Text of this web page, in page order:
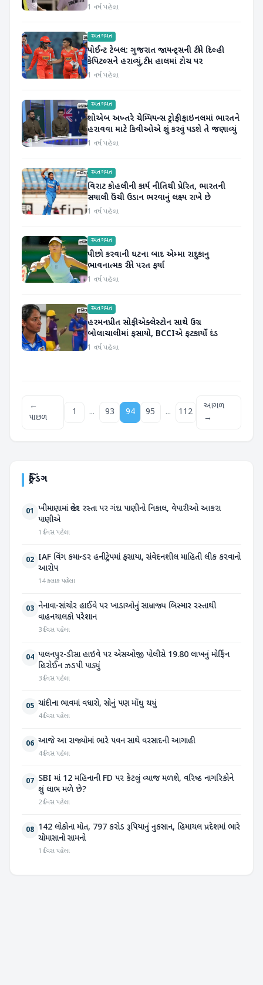
1 વર્ષ પહેલા
રમતગમત
પોઈન્ટ ટેબલ: ગુજરાત જાયન્ટ્સની ટીમે દિલ્હી
કેપિટલ્સને હરાવ્યું,ટીમ હાલમાં ટોચ પર
1 વર્ષ પહેલા
રમતગમત
શોએબ અખ્તરે ચેમ્પિયન્સ ટ્રોફી ફાઇનલમાં ભારતને
હરાવવા માટે કિવીઓએ શું કરવું પડશે તે જણાવ્યું
1 વર્ષ પહેલા
રમતગમત
વિરાટ કોહલીની કાર્ય નીતિથી પ્રેરિત, ભારતની
સયાલી ઉંચી ઉડાન ભરવાનું લક્ષ્ય રાખે છે
1 વર્ષ પહેલા
રમતગમત
પીછો કરવાની ઘટના બાદ એમ્મા રાદુકાનુ
ભાવનાત્મક રીતે પરત ફર્યા
1 વર્ષ પહેલા
રમતગમત
હરમનપ્રીત સોફી એક્લેસ્ટોન સાથે ઉગ્ર
બોલાચાલીમાં ફસાયો, BCCIએ ફટકાર્યો દંડ
1 વર્ષ પહેલા
←
પાછળ
1 ... 93 94 95 ... 112
આગળ
→
ટ્રેન્ડિંગ
01 ખીમાણામાં જાહેર રસ્તા પર ગંદા પાણીનો નિકાલ, વેપારીઓ આકરા
પાણીએ
1 દિવસ પહેલા
02 IAF વિંગ કમાન્ડર હનીટ્રેપમાં ફસાયા, સંવેદનશીલ માહિતી લીક કરવાનો
આરોપ
14 કલાક પહેલા
03 નેનાવા-સાંચોર હાઈવે પર ખાડાઓનું સામ્રાજ્ય બિસ્માર રસ્તાથી
વાહનચાલકો પરેશાન
3 દિવસ પહેલા
04 પાલનપુર-ડીસા હાઇવે પર એસઓજી પોલીસે 19.80 લાખનું મોર્ફિન
હિરોઈન ઝડપી પાડ્યું
3 દિવસ પહેલા
05 ચાંદીના ભાવમાં વધારો, સોનું પણ મોંઘુ થયું
4 દિવસ પહેલા
06 આજે આ રાજ્યોમાં ભારે પવન સાથે વરસાદની આગાહી
4 દિવસ પહેલા
07 SBI માં 12 મહિનાની FD પર કેટલું વ્યાજ મળશે, વરિષ્ઠ નાગરિકોને
શું લાભ મળે છે?
2 દિવસ પહેલા
08 142 લોકોના મોત, 797 કરોડ રૂપિયાનું નુકસાન, હિમાચલ પ્રદેશમાં ભારે
ચોમાસાનો સામનો
1 દિવસ પહેલા